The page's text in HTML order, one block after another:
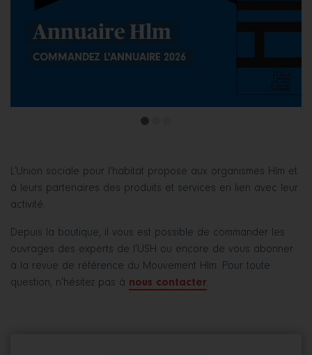
Actualités
LE MAGAZINE D'INFORMATION DU
L’Union sociale pour l’habitat propose aux organismes Hlm et
à leurs partenaires des produits et services en lien avec leur
activité.
Depuis la boutique, il vous est possible de commander les
ouvrages des experts de l’USH ou encore de vous abonner
à la revue de référence du Mouvement Hlm. Pour toute
question, n’hésitez pas à nous contacter